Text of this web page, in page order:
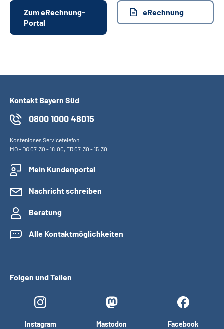
Zum eRechnung-
Portal
eRechnung
Kontakt Bayern Süd
0800 1000 48015
Kostenloses Servicetelefon
MO- DO07:30 - 18:00, FR07:30 - 15:30
Mein Kundenportal
Nachricht schreiben
Beratung
Alle Kontaktmöglichkeiten
Folgen und Teilen
Instagram Mastodon Facebook